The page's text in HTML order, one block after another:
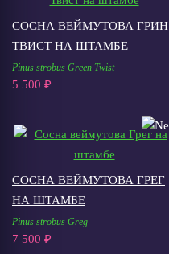
СОСНА ВЕЙМУТОВА ГРИН
ТВИСТ НА ШТАМБЕ
Pinus strobus Green Twist
5 500 ₽
СОСНА ВЕЙМУТОВА ГРЕГ
НА ШТАМБЕ
Pinus strobus Greg
7 500 ₽